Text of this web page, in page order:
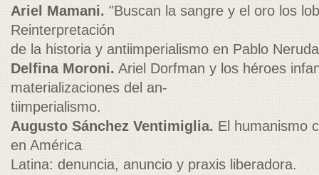
Ariel Mamani. "Buscan la sangre y el oro los
Reinterpretación
de la historia y antiimperialismo en Pablo
Delfina Moroni.Ariel Dorfman y los héroes
materializaciones del an-
tiimperialismo.
Augusto Sánchez Ventimiglia. El humanismo
en América
Latina: denuncia, anuncio y praxis liberadora.